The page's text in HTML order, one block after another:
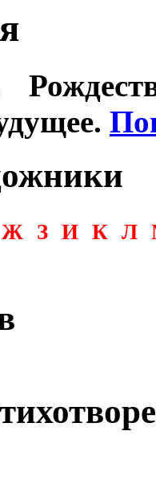
Ж З И К Л